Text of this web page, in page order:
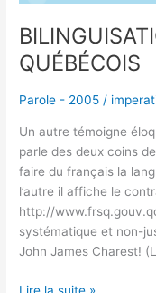
QUÉBÉCOIS
Parole - 2005 /
Un autre témoigne
parle des deux coins
faire du français la
l’autre il affiche le
http://
systématique et non-
John James Charest!
Lire la suite »